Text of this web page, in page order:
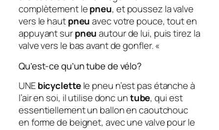
complètement lepneu, et poussez la valve
vers le hautpneuavec votre pouce, tout en
appuyant surpneuautour de lui, puis tirez la
valve vers le bas avant de gonfler. «
Qu’est-ce qu’un tube de vélo?
UNEbicyclettele pneu n’est pas étanche à
l’air en soi, il utilise donc untube, qui est
essentiellement un ballon en caoutchouc
en forme de beignet, avec une valve pour le